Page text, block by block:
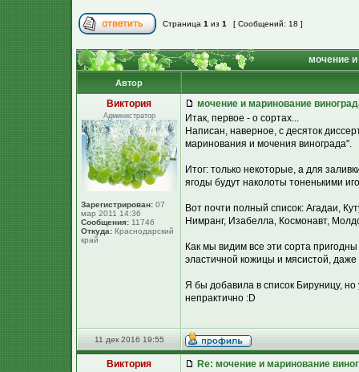
Страница 1 из 1 [ Сообщений: 18 ]
мочение
Автор
Виктория
Администратор
Зарегистрирован: 07
мар 2011 14:36
Сообщения: 11746
Откуда: Краснодарский
край
мочение и маринование
Итак, первое - о сортах...
Написан, наверное, с десяток
маринования и мочения винограда".
Итог: только некоторые, а для
ягоды будут наколоты тоненькими
Вот почти полный список: Агадаи,
Нимранг, Изабелла, Космонавт,
Как мы видим все эти сорта
эластичной кожицы и мясистой, даже
Я бы добавила в список Бируницу, но
непрактично :D
11 дек 2016 19:55
Виктория
Re: мочение и маринование